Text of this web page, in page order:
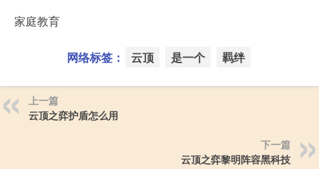
家庭教育
网络标签： 云顶 是一个 羁绊
上一篇
云顶之弈护盾怎么用
下一篇
云顶之弈黎明阵容黑科技